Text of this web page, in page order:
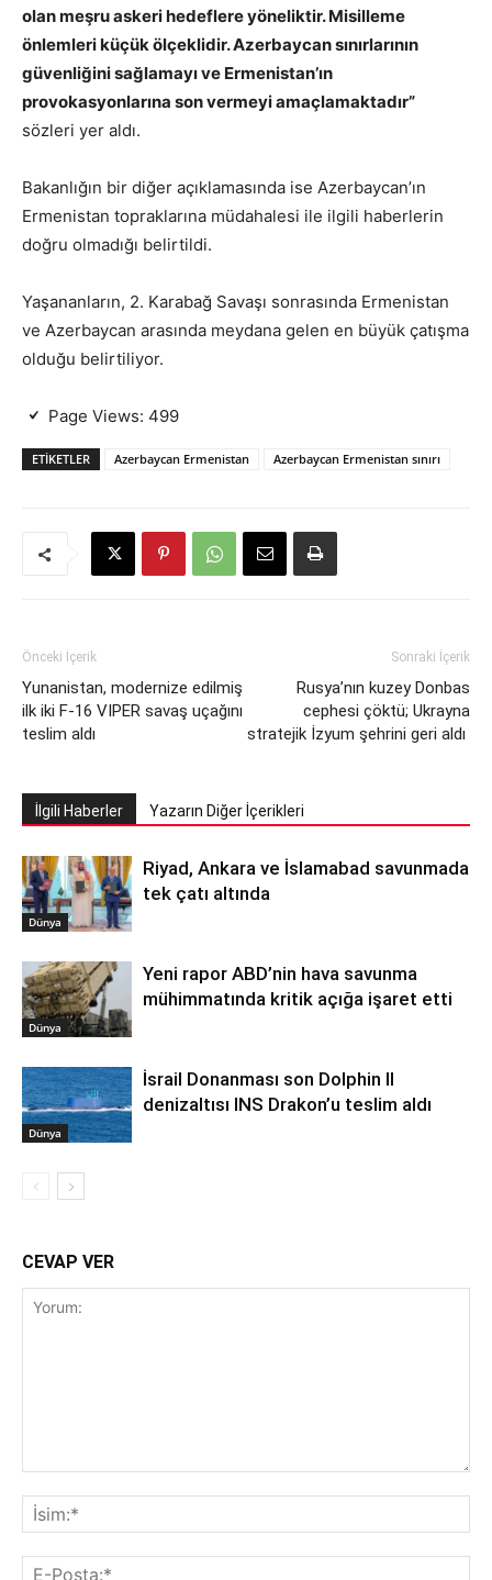
olan meşru askeri hedeflere yöneliktir. Misilleme
önlemleri küçük ölçeklidir. Azerbaycan sınırlarının
güvenliğini sağlamayı ve Ermenistan’ın
provokasyonlarına son vermeyi amaçlamaktadır”
sözleri yer aldı.
Bakanlığın bir diğer açıklamasında ise Azerbaycan’ın
Ermenistan topraklarına müdahalesi ile ilgili haberlerin
doğru olmadığı belirtildi.
Yaşananların, 2. Karabağ Savaşı sonrasında Ermenistan
ve Azerbaycan arasında meydana gelen en büyük çatışma
olduğu belirtiliyor.
Page Views: 499
ETIKETLER Azerbaycan Ermenistan Azerbaycan Ermenistan sınırı
Önceki İçerik
Yunanistan, modernize edilmiş
ilk iki F-16 VIPER savaş uçağını
teslim aldı
Sonraki İçerik
Rusya’nın kuzey Donbas
cephesi çöktü; Ukrayna
stratejik İzyum şehrini geri aldı
İlgili Haberler Yazarın Diğer İçerikleri
Dünya
Riyad, Ankara ve İslamabad savunmada
tek çatı altında
Dünya
Yeni rapor ABD’nin hava savunma
mühimmatında kritik açığa işaret etti
Dünya
İsrail Donanması son Dolphin II
denizaltısı INS Drakon’u teslim aldı
CEVAP VER